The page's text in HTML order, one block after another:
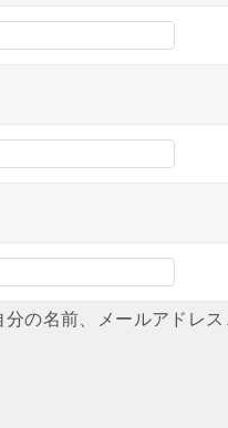
の名前、メールアドレス